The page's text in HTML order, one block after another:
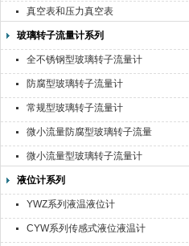
真空表和压力真空表
玻璃转子流量计系列
全不锈钢型玻璃转子流量计
防腐型玻璃转子流量计
常规型玻璃转子流量计
微小流量防腐型玻璃转子流量
计
微小流量型玻璃转子流量计
液位计系列
YWZ系列液温液位计
CYW系列传感式液位液温计